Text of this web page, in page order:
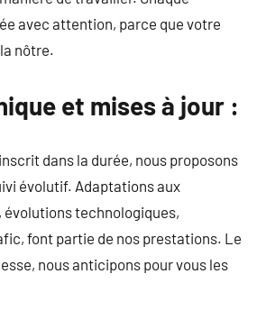
avec attention, parce que votre
nôtre.
et mises à jour :
dans la durée, nous proposons
évolutif. Adaptations aux
évolutions technologiques,
font partie de nos prestations. Le
nous anticipons pour vous les